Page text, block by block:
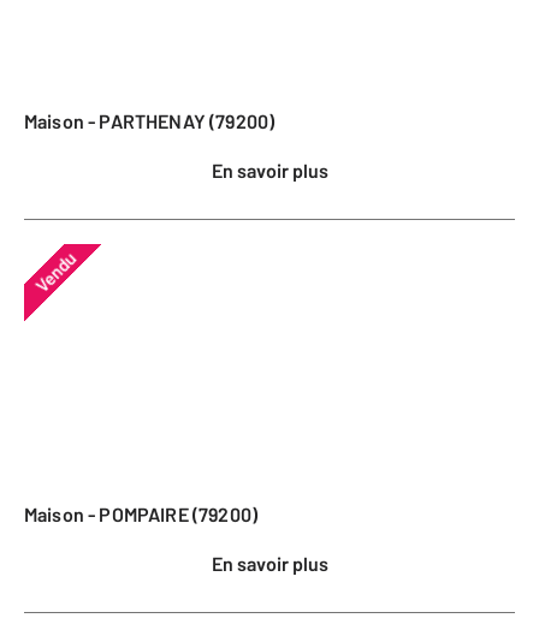
Maison - PARTHENAY (79200)
En savoir plus
Vendu
Maison - POMPAIRE (79200)
En savoir plus